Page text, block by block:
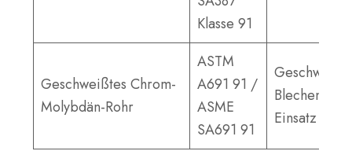
Klasse 91
Geschweißtes Chrom-
Molybdän-Rohr
ASTM
A691 91 /
ASME
SA691 91
Blechen für
Einsatz